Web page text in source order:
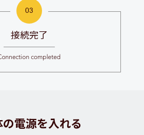
接続完了
電源を入れる